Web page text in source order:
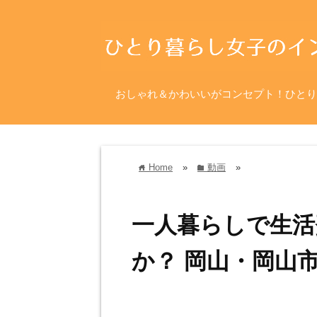
おしゃれ＆かわいいがコンセプト！ひと
home Home » folder 動画 »
一人暮らしで生
か？ 岡山・岡山